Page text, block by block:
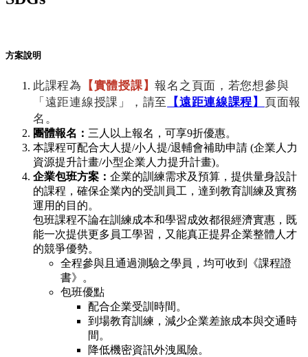
方案說明
此課程為 【實體授課】報名之頁面，若您想參與
「遠距連線授課」，請至
【遠距連線課程】 頁面報
名。
團體報名： 三人以上報名，可享9折優惠。
本課程可配合大人提/小人提/退輔會補助申請 (企業人力
資源提升計畫/小型企業人力提升計畫)。
企業包班方案： 企業的訓練需求及預算，提供量身設計
的課程，確保企業內的受訓員工，達到教育訓練及實務
運用的目的。
包班課程不論在訓練成本和學習成效都很經濟實惠，既
能一次提供更多員工學習，又能真正提昇企業整體人才
的競爭優勢。
全程參與且通過測驗之學員，均可收到《課程證
書》。
包班優點
配合企業受訓時間。
到場教育訓練，減少企業差旅成本與交通時
間。
降低機密資訊外洩風險。